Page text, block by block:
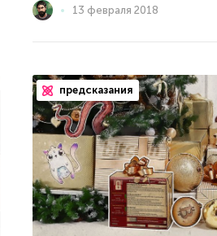
13 февраля 2018
предсказания